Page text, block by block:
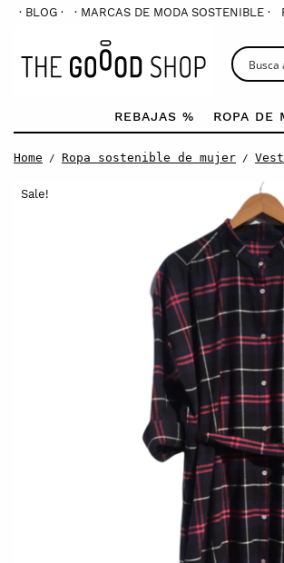
· BLOG · · MARCAS DE MODA SOSTENIBLE ·
REBAJAS % ROPA DE
Home / Ropa sostenible de mujer /
Sale!